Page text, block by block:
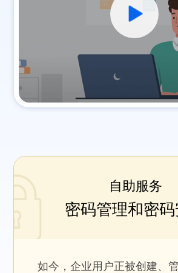
自助服务
密码管理和密
如今，企业用户正被创建、